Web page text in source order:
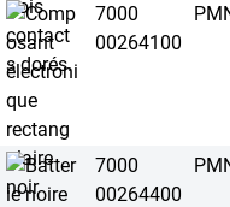
7000
00264100
7000
00264400